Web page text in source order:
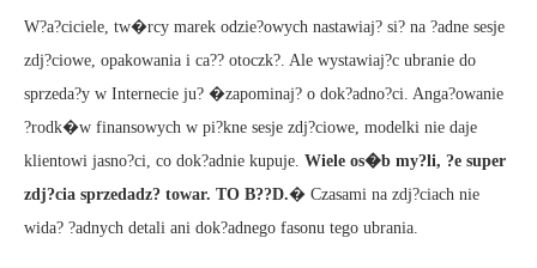
W?a?ciciele, tw�rcy marek odzie?owych nastawiaj? si? na ?adne sesje
zdj?ciowe, opakowania i ca?? otoczk?. Ale wystawiaj?c ubranie do
sprzeda?y w Internecie ju? �zapominaj? o dok?adno?ci. Anga?owanie
?rodk�w finansowych w pi?kne sesje zdj?ciowe, modelki nie daje
klientowi jasno?ci, co dok?adnie kupuje. Wiele os�b my?li, ?e super
zdj?cia sprzedadz? towar. TO B??D.� Czasami na zdj?ciach nie
wida? ?adnych detali ani dok?adnego fasonu tego ubrania.